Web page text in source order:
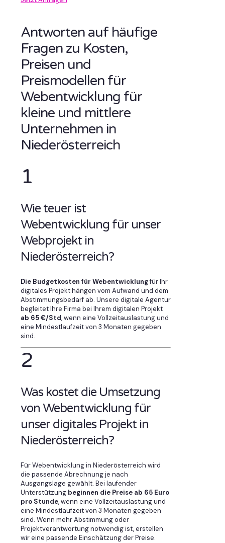
Antworten auf häufige
Fragen zu Kosten,
Preisen und
Preismodellen für
Webentwicklung für
kleine und mittlere
Unternehmen in
Niederösterreich
1
Wie teuer ist
Webentwicklung für unser
Webprojekt in
Niederösterreich?
Die Budgetkosten für Webentwicklungfür Ihr
digitales Projekt hängen vom Aufwand und dem
Abstimmungsbedarf ab. Unsere digitale Agentur
begleitet Ihre Firma bei Ihrem digitalen Projekt
ab 65 €/Std, wenn eine Vollzeitauslastung und
eine Mindestlaufzeit von 3 Monaten gegeben
sind.
2
Was kostet die Umsetzung
von Webentwicklung für
unser digitales Projekt in
Niederösterreich?
Für Webentwicklung in Niederösterreich wird
die passende Abrechnung je nach
Ausgangslage gewählt. Bei laufender
Unterstützung beginnen die Preise ab 65 Euro
pro Stunde, wenn eine Vollzeitauslastung und
eine Mindestlaufzeit von 3 Monaten gegeben
sind. Wenn mehr Abstimmung oder
Projektverantwortung notwendig ist, erstellen
wir eine passende Einschätzung der Preise.